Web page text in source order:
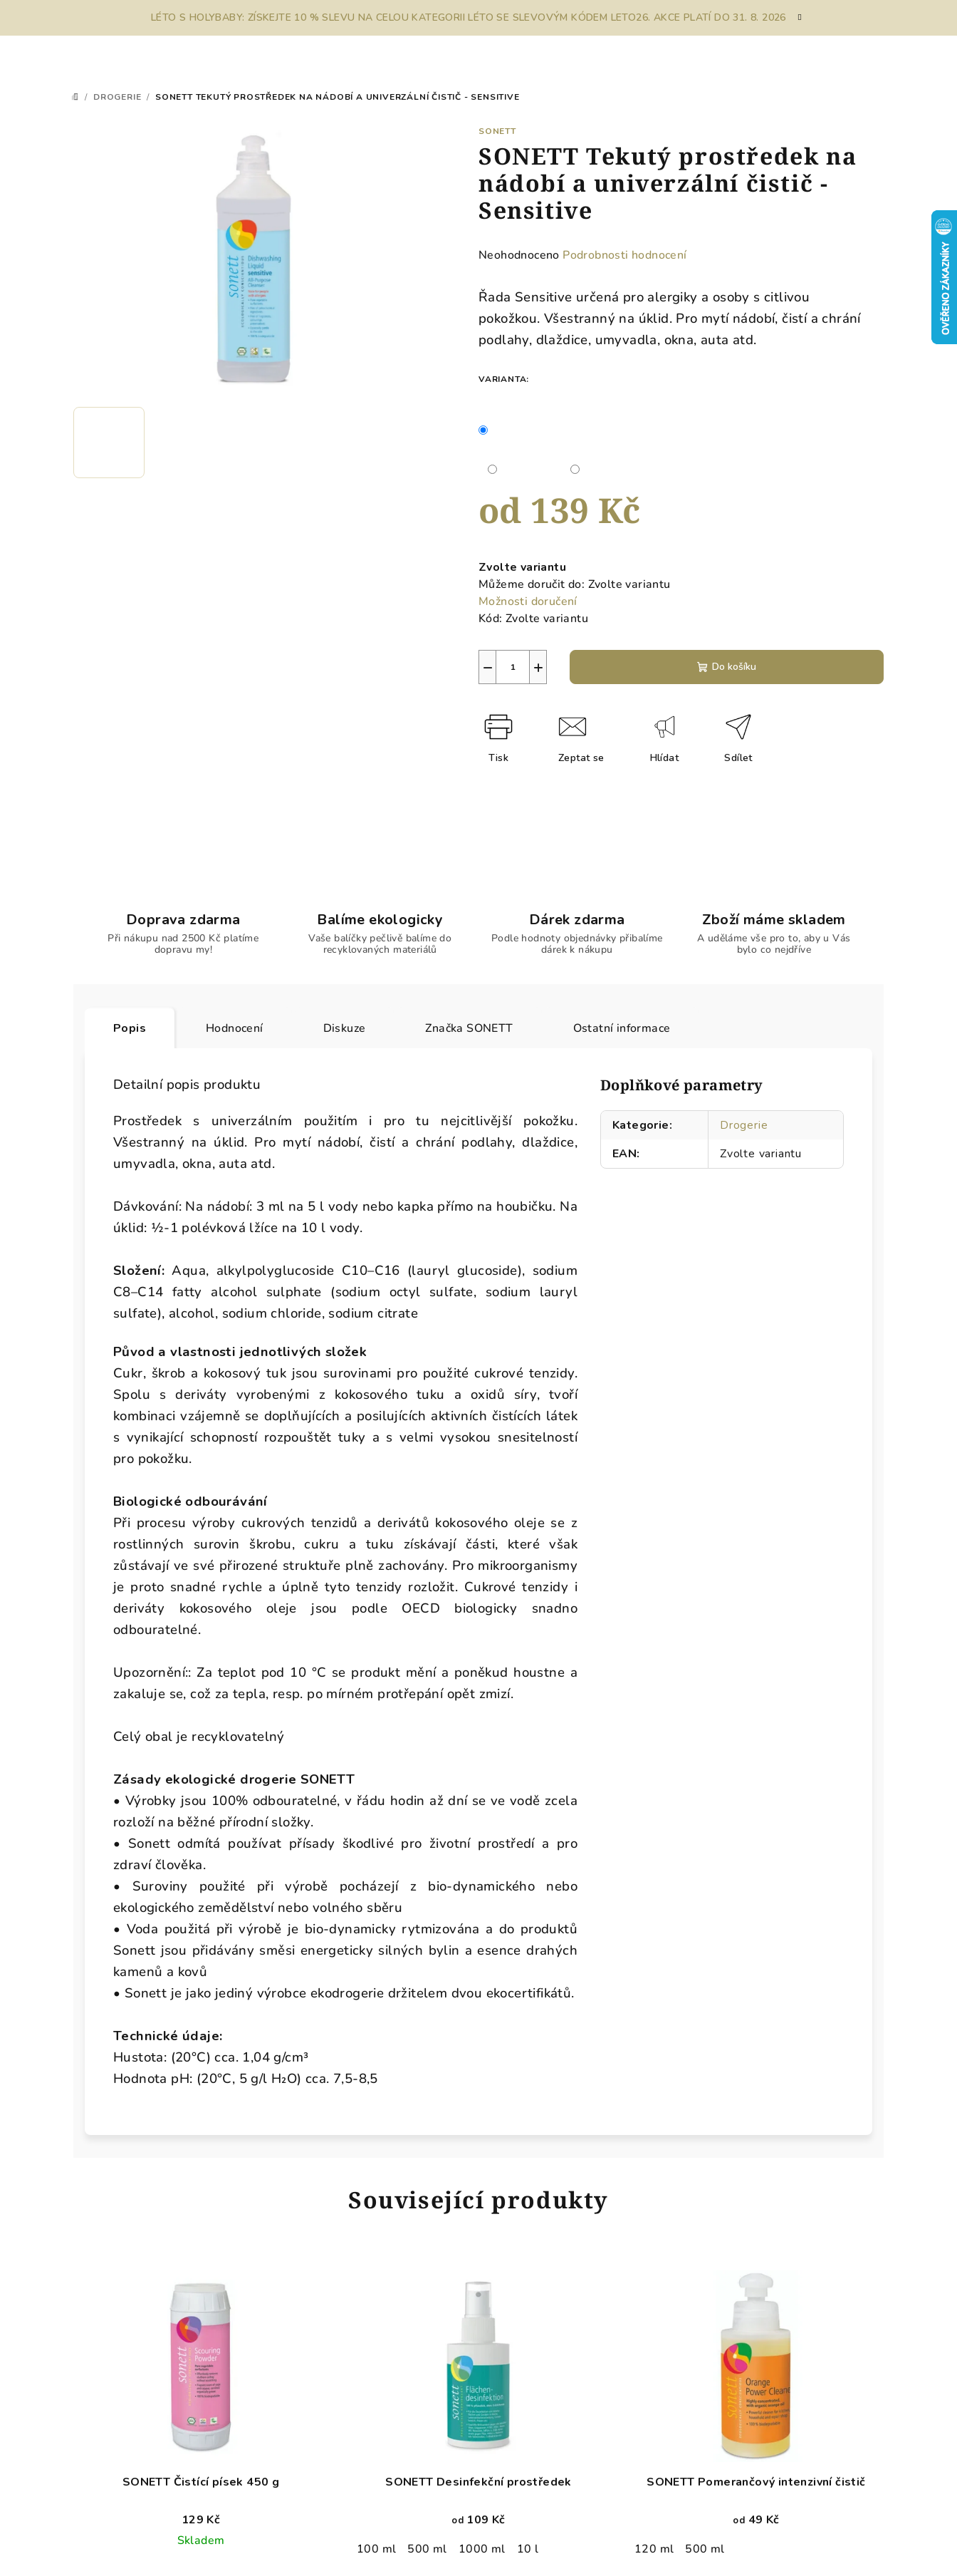
LÉTO S HOLYBABY: ZÍSKEJTE 10 % SLEVU NA CELOU KATEGORII LÉTO SE SLEVOVÝM KÓDEM LETO26. AKCE PLATÍ DO 31. 8. 2026
DOMŮ
/ DROGERIE / SONETT TEKUTÝ PROSTŘEDEK NA NÁDOBÍ A UNIVERZÁLNÍ ČISTIČ - SENSITIVE
SONETT
SONETT Tekutý prostředek na
nádobí a univerzální čistič -
Sensitive
Průměrné
produktu
je
0,0
z
hvězdiček.
Neohodnoceno Podrobnosti hodnocení
Řada Sensitive určená pro alergiky a osoby s citlivou
pokožkou. Všestranný na úklid. Pro mytí nádobí, čistí a chrání
podlahy, dlaždice, umyvadla, okna, auta atd.
VARIANTA:
od 139 Kč
cena:
Zvolte variantu
Můžeme doručit do: Zvolte variantu
Možnosti doručení
Kód: Zvolte variantu
+
− Do košíku
Tisk Zeptat se Hlídat Sdílet
Doprava zdarma
Při nákupu nad 2500 Kč platíme
dopravu my!
Balíme ekologicky
Vaše balíčky pečlivě balíme do
recyklovaných materiálů
Dárek zdarma
Podle hodnoty objednávky přibalíme
dárek k nákupu
Zboží máme skladem
A uděláme vše pro to, aby u Vás
bylo co nejdříve
Popis Hodnocení Diskuze Značka SONETT Ostatní informace
Detailní popis produktu
Prostředek s univerzálním použitím i pro tu nejcitlivější pokožku.
Všestranný na úklid. Pro mytí nádobí, čistí a chrání podlahy, dlaždice,
umyvadla, okna, auta atd.
Dávkování: Na nádobí: 3 ml na 5 l vody nebo kapka přímo na houbičku. Na
úklid: ½-1 polévková lžíce na 10 l vody.
Složení:Aqua, alkylpolyglucoside C10–C16 (lauryl glucoside), sodium
C8–C14 fatty alcohol sulphate (sodium octyl sulfate, sodium lauryl
sulfate), alcohol, sodium chloride, sodium citrate
Původ a vlastnosti jednotlivých složek
Cukr, škrob a kokosový tuk jsou surovinami pro použité cukrové tenzidy.
Spolu s deriváty vyrobenými z kokosového tuku a oxidů síry, tvoří
kombinaci vzájemně se doplňujících a posilujících aktivních čistících látek
s vynikající schopností rozpouštět tuky a s velmi vysokou snesitelností
pro pokožku.
Biologické odbourávání
Při procesu výroby cukrových tenzidů a derivátů kokosového oleje se z
rostlinných surovin škrobu, cukru a tuku získávají části, které však
zůstávají ve své přirozené struktuře plně zachovány. Pro mikroorganismy
je proto snadné rychle a úplně tyto tenzidy rozložit. Cukrové tenzidy i
deriváty kokosového oleje jsou podle OECD biologicky snadno
odbouratelné.
Upozornění:: Za teplot pod 10 °C se produkt mění a poněkud houstne a
zakaluje se, což za tepla, resp. po mírném protřepání opět zmizí.
Celý obal je recyklovatelný
Zásady ekologické drogerie SONETT
• Výrobky jsou 100% odbouratelné, v řádu hodin až dní se ve vodě zcela
rozloží na běžné přírodní složky.
• Sonett odmítá používat přísady škodlivé pro životní prostředí a pro
zdraví člověka.
• Suroviny použité při výrobě pocházejí z bio-dynamického nebo
ekologického zemědělství nebo volného sběru
• Voda použitá při výrobě je bio-dynamicky rytmizována a do produktů
Sonett jsou přidávány směsi energeticky silných bylin a esence drahých
kamenů a kovů
• Sonett je jako jediný výrobce ekodrogerie držitelem dvou ekocertifikátů.
Technické údaje:
Hustota: (20°C) cca. 1,04 g/cm³
Hodnota pH: (20°C, 5 g/l H₂O) cca. 7,5-8,5
Doplňkové parametry
Kategorie:
Drogerie
EAN: Zvolte variantu
Související produkty
SONETT Čistící písek 450 g
129 Kč
Skladem
SONETT Desinfekční prostředek
od109 Kč
100 ml
500 ml 1000 ml 10 l
SONETT Pomerančový intenzivní čistič
od 49 Kč
120 ml
500 ml